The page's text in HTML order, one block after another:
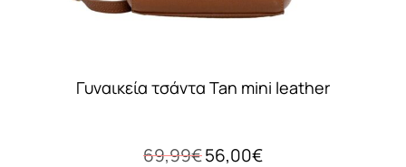
Γυναικεία τσάντα Tan mini leather
69,99€Original
56,00€Η